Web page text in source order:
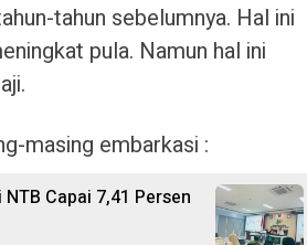
tahun sebelumnya. Hal ini
pula. Namun hal ini
masing embarkasi :
Capai 7,41 Persen